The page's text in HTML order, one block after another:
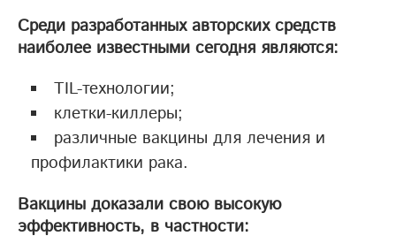
Среди разработанных авторских средств
наиболее известными сегодня являются:
TIL-технологии;
клетки-киллеры;
различные вакцины для лечения и
профилактики рака.
Вакцины доказали свою высокую
эффективность, в частности: